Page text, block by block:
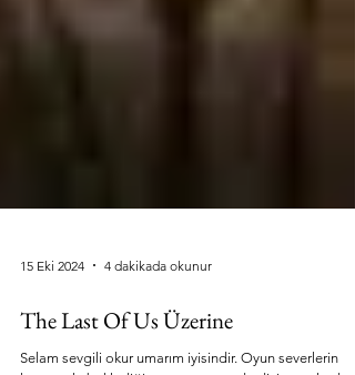
15 Eki 2024 4 dakikada okunur